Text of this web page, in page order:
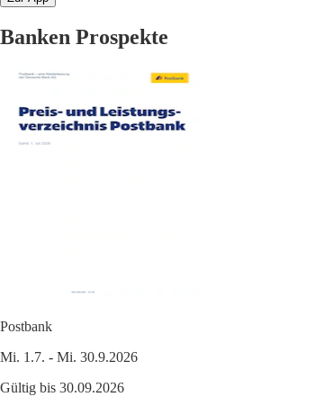
Banken Prospekte
Postbank
Mi. 1.7. - Mi. 30.9.2026
Gültig bis 30.09.2026